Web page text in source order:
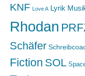
KNF Love A Lyrik
Rhodan
Schäfer
Fiction SOL